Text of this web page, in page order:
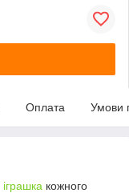
Оплата Умови
іграшка кожного